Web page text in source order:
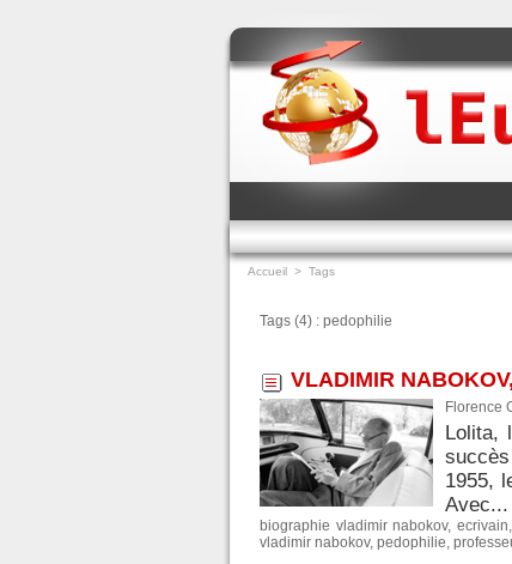
Accueil > Tags
Tags (4) : pedophilie
VLADIMIR
Florence
Lolita,
1955,
Avec...
biographie vladimir nabokov,ecrivain,
vladimir nabokov, pedophilie,